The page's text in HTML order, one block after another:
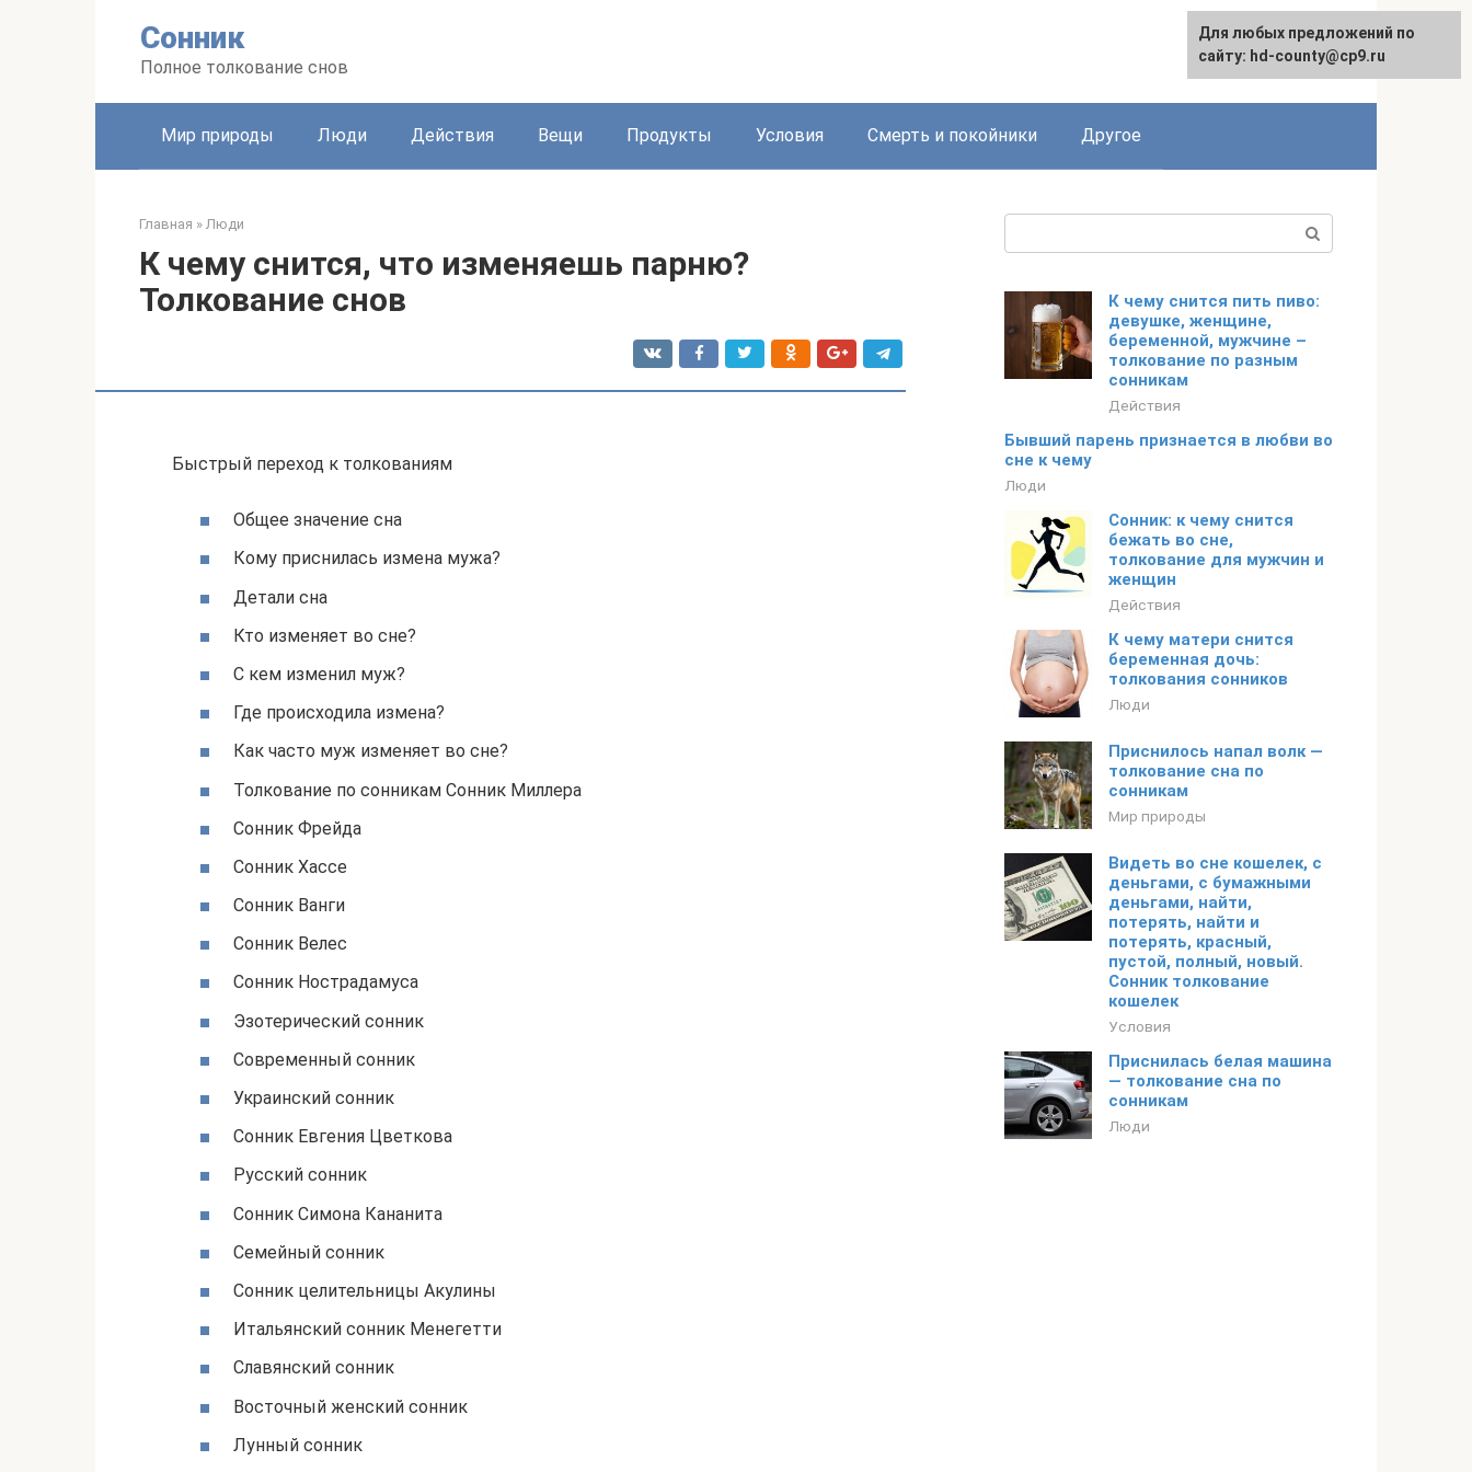
Сонник
Полное толкование снов
Мир природы Люди Действия Вещи Продукты Условия Смерть и покойники Другое
Главная » Люди
К чему снится, что изменяешь парню?
Толкование снов
Быстрый переход к толкованиям
Общее значение сна
Кому приснилась измена мужа?
Детали сна
Кто изменяет во сне?
С кем изменил муж?
Где происходила измена?
Как часто муж изменяет во сне?
Толкование по сонникам Сонник Миллера
Сонник Фрейда
Сонник Хассе
Сонник Ванги
Сонник Велес
Сонник Нострадамуса
Эзотерический сонник
Современный сонник
Украинский сонник
Сонник Евгения Цветкова
Русский сонник
Сонник Симона Кананита
Семейный сонник
Сонник целительницы Акулины
Итальянский сонник Менегетти
Славянский сонник
Восточный женский сонник
Лунный сонник
К чему снится пить пиво:
девушке, женщине,
беременной, мужчине –
толкование по разным
сонникам
Действия
Бывший парень признается в любви во
сне к чему
Люди
Сонник: к чему снится
бежать во сне,
толкование для мужчин и
женщин
Действия
К чему матери снится
беременная дочь:
толкования сонников
Люди
Приснилось напал волк —
толкование сна по
сонникам
Мир природы
Видеть во сне кошелек, с
деньгами, с бумажными
деньгами, найти,
потерять, найти и
потерять, красный,
пустой, полный, новый.
Сонник толкование
кошелек
Условия
Приснилась белая машина
— толкование сна по
сонникам
Люди
Для любых предложений по
сайту: hd-county@cp9.ru